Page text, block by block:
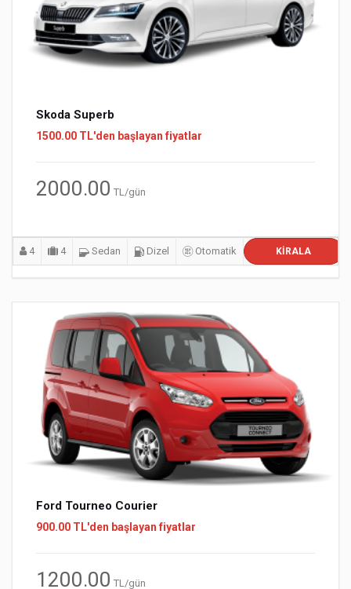
Skoda Superb
1500.00 TL'den başlayan fiyatlar
2000.00 TL/gün
4 4 Sedan Dizel Otomatik KIRALA
Ford Tourneo Courier
900.00 TL'den başlayan fiyatlar
1200.00 TL/gün